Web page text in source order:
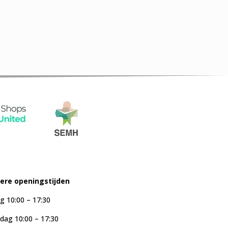
openingstijden
10:00 – 17:30
10:00 – 17:30